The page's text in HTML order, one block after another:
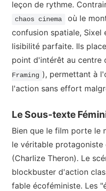
leçon de rythme.
chaos cinema
où le
confusion spatiale, Sixel
lisibilité parfaite. Ils
point d'intérêt au centre
Framing ), permettant à
l'action sans effort
Le Sous-texte
Bien que le film porte le
le véritable protagoniste
(Charlize Theron). Le
blockbuster d'action
fable écoféministe. Les